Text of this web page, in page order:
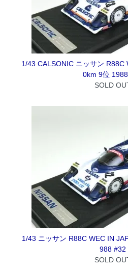
1/43 CALSONIC ニッサン R88C
0km 9位
SOLD
1/43 ニッサン R88C WEC IN
988 #32
SOLD